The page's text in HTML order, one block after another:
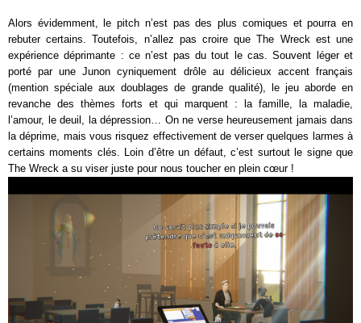
Alors évidemment, le pitch n’est pas des plus comiques et pourra en
rebuter certains. Toutefois, n’allez pas croire que The Wreck est une
expérience déprimante : ce n’est pas du tout le cas. Souvent léger et
porté par une Junon cyniquement drôle au délicieux accent français
(mention spéciale aux doublages de grande qualité), le jeu aborde en
revanche des thèmes forts et qui marquent : la famille, la maladie,
l’amour, le deuil, la dépression… On ne verse heureusement jamais dans
la déprime, mais vous risquez effectivement de verser quelques larmes à
certains moments clés. Loin d’être un défaut, c’est surtout le signe que
The Wreck a su viser juste pour nous toucher en plein cœur !